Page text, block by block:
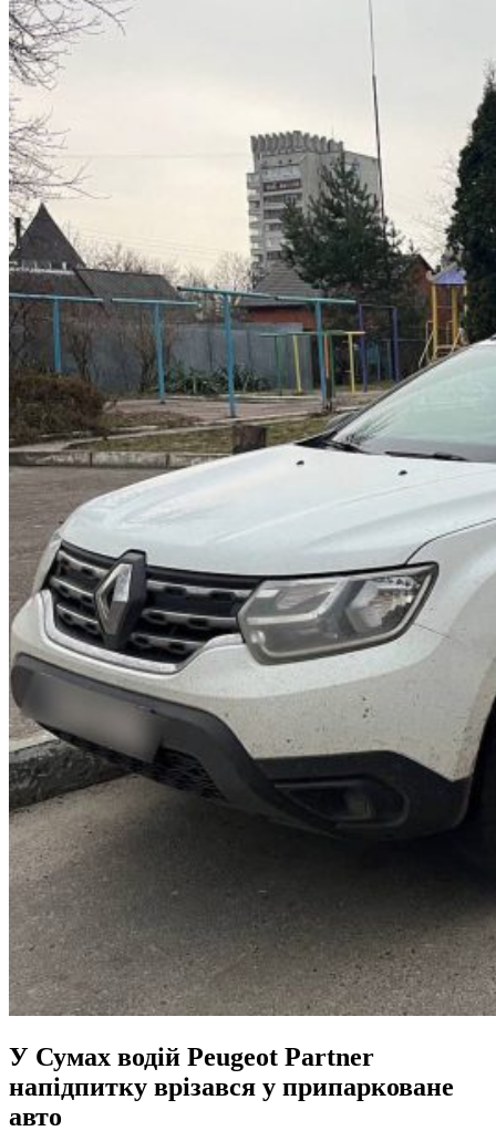
У Сумах водій Peugeot Partner
напідпитку врізався у припарковане
авто